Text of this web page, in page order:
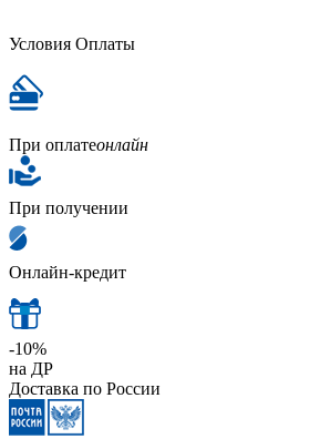
Условия Оплаты
При оплатеонлайн
При получении
Онлайн-кредит
-10%
на ДР
Доставка по России